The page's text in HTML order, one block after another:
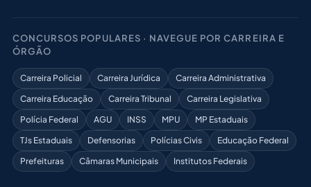
CONCURSOS POPULARES · NAVEGUE POR CARREIRA E
ÓRGÃO
Carreira Policial Carreira Jurídica
Carreira Administrativa
Carreira Educação
Carreira Tribunal
Carreira Legislativa
Polícia Federal
AGU INSS MPU
MP Estaduais
TJs Estaduais
Defensorias Polícias Civis
Educação Federal
Prefeituras
Câmaras Municipais Institutos Federais